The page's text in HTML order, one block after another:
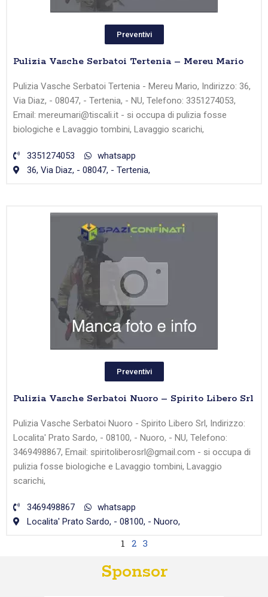
Preventivi
Pulizia Vasche Serbatoi Tertenia – Mereu Mario
Pulizia Vasche Serbatoi Tertenia - Mereu Mario, Indirizzo: 36,
Via Diaz, - 08047, - Tertenia, - NU, Telefono: 3351274053,
Email: mereumari@tiscali.it - si occupa di pulizia fosse
biologiche e Lavaggio tombini, Lavaggio scarichi,
3351274053
whatsapp
36, Via Diaz, - 08047, - Tertenia,
Preventivi
Pulizia Vasche Serbatoi Nuoro – Spirito Libero Srl
Pulizia Vasche Serbatoi Nuoro - Spirito Libero Srl, Indirizzo:
Localita' Prato Sardo, - 08100, - Nuoro, - NU, Telefono:
3469498867, Email: spiritoliberosrl@gmail.com - si occupa di
pulizia fosse biologiche e Lavaggio tombini, Lavaggio
scarichi,
3469498867
whatsapp
Localita' Prato Sardo, - 08100, - Nuoro,
1 2 3
Sponsor